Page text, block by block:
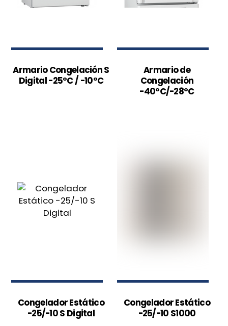
Armario Congelación S
Digital -25ºC / -10ºC
Armario de
Congelación
-40ºC/-28ºC
Congelador Estático
-25/-10 S Digital
Congelador Estático
-25/-10 S1000